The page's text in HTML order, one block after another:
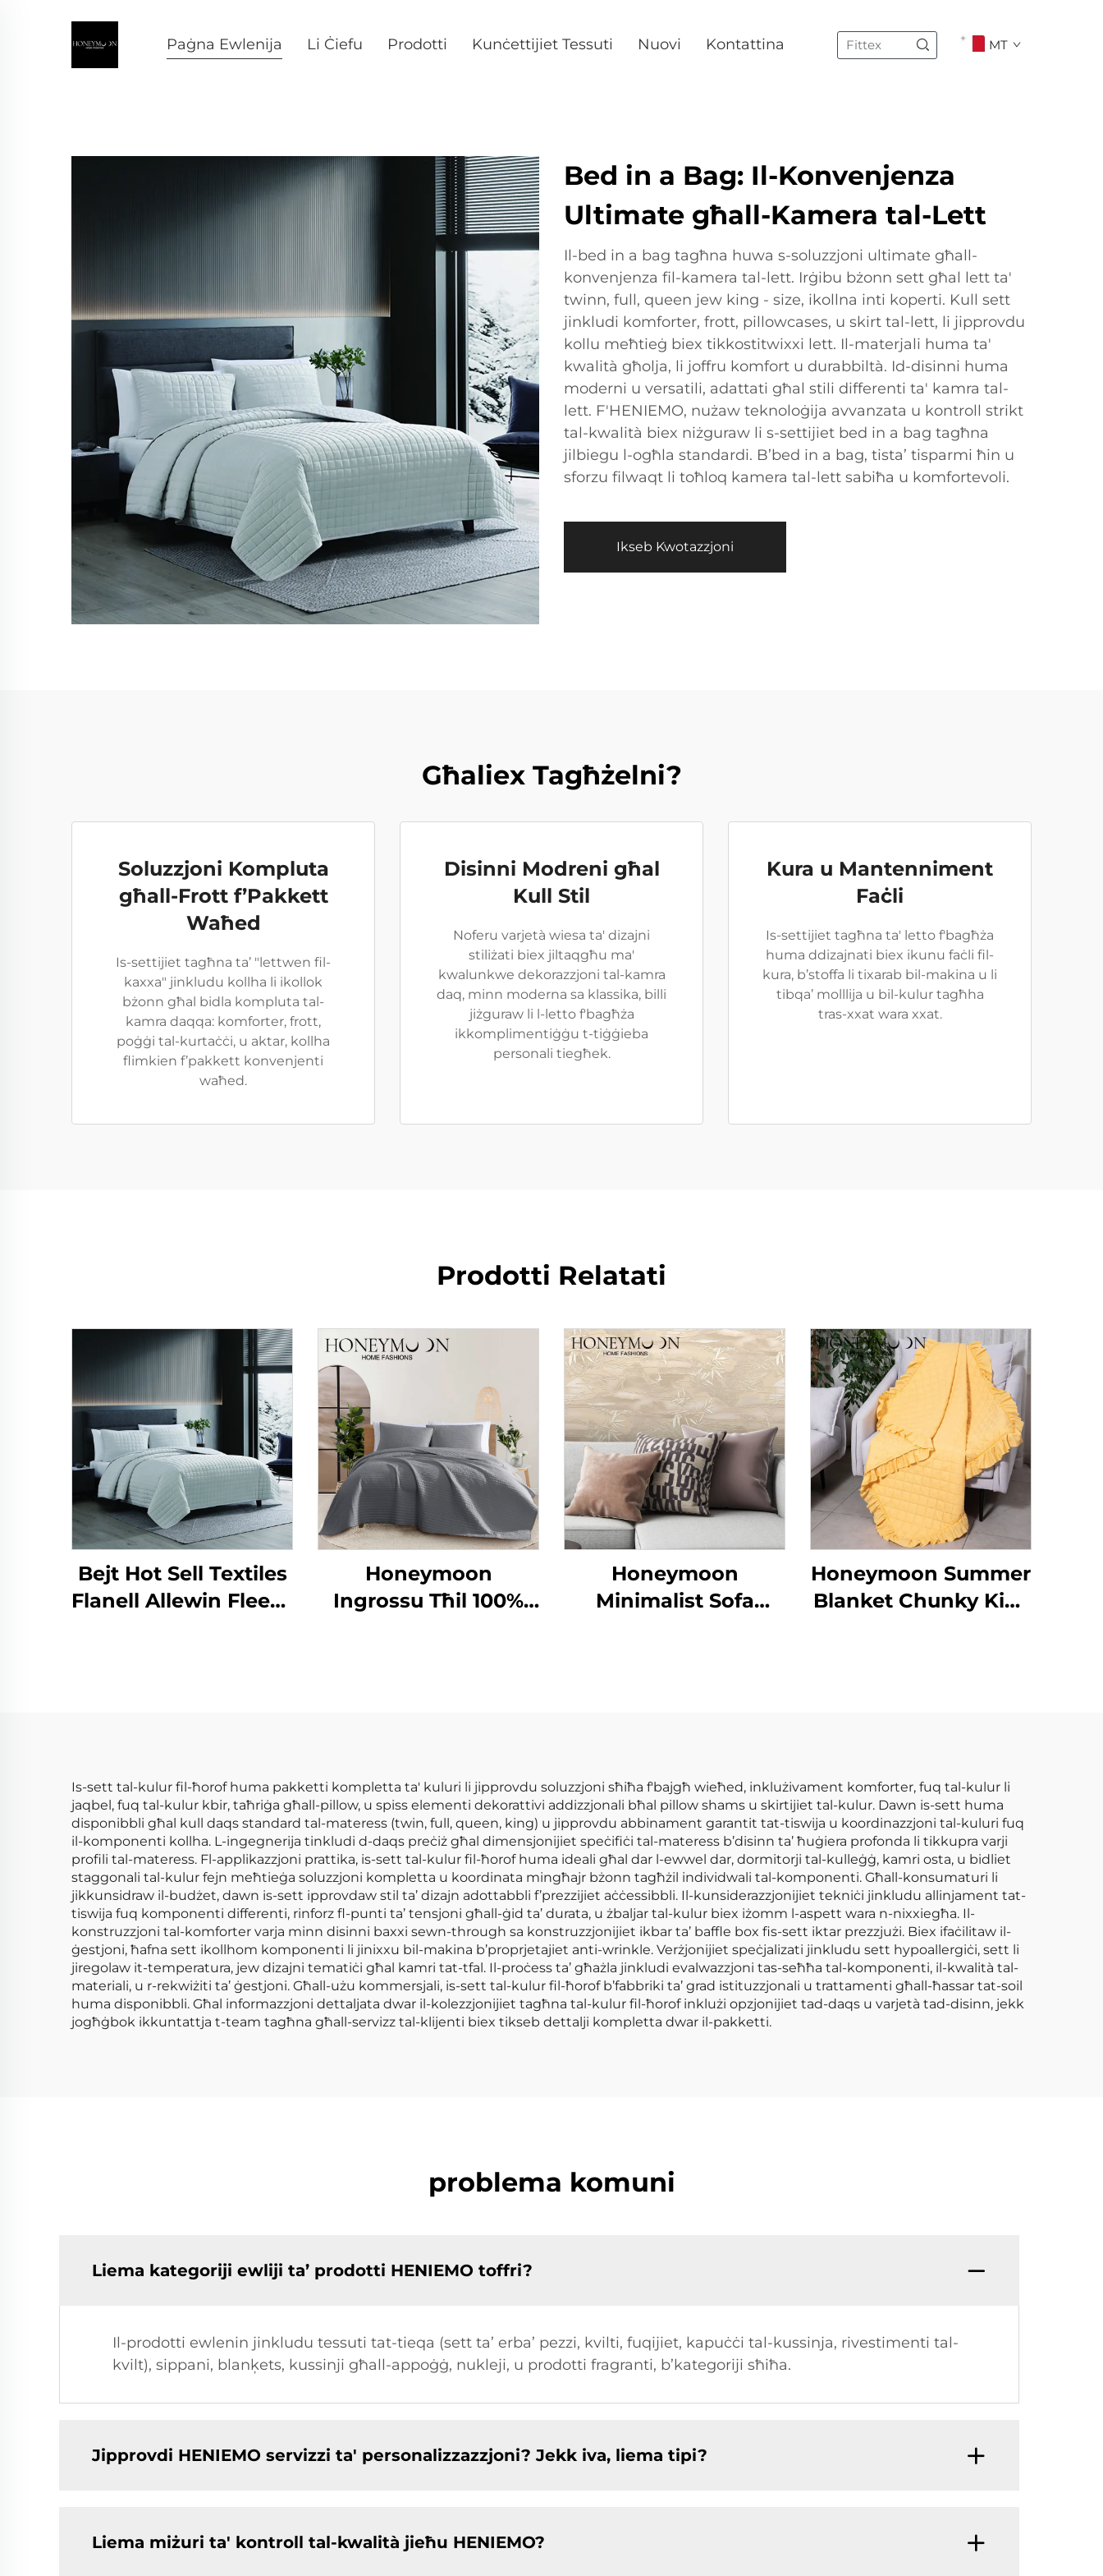
Paġna Ewlenija Li Ċiefu Prodotti Kunċettijiet Tessuti Nuovi Kontattina MT
Bed in a Bag: Il-Konvenjenza
Ultimate għall-Kamera tal-Lett
Il-bed in a bag tagħna huwa s-soluzzjoni ultimate għall-
konvenjenza fil-kamera tal-lett. Irġibu bżonn sett għal lett ta'
twinn, full, queen jew king - size, ikollna inti koperti. Kull sett
jinkludi komforter, frott, pillowcases, u skirt tal-lett, li jipprovdu
kollu meħtieġ biex tikkostitwixxi lett. Il-materjali huma ta'
kwalità għolja, li joffru komfort u durabbiltà. Id-disinni huma
moderni u versatili, adattati għal stili differenti ta' kamra tal-
lett. F'HENIEMO, nużaw teknoloġija avvanzata u kontroll strikt
tal-kwalità biex niżguraw li s-settijiet bed in a bag tagħna
jilbiegu l-ogħla standardi. B’bed in a bag, tista’ tisparmi ħin u
sforzu filwaqt li toħloq kamera tal-lett sabiħa u komfortevoli.
Ikseb Kwotazzjoni
Għaliex Tagħżelni?
Soluzzjoni Kompluta
għall-Frott f’Pakkett
Waħed
Is-settijiet tagħna ta’ "lettwen fil-
kaxxa" jinkludu kollha li ikollok
bżonn għal bidla kompluta tal-
kamra daqqa: komforter, frott,
poġġi tal-kurtaċċi, u aktar, kollha
flimkien f’pakkett konvenjenti
waħed.
Disinni Modreni għal
Kull Stil
Noferu varjetà wiesa ta' dizajni
stiliżati biex jiltaqgħu ma'
kwalunkwe dekorazzjoni tal-kamra
daq, minn moderna sa klassika, billi
jiżguraw li l-letto f'bagħża
ikkomplimentiġġu t-tiġġieba
personali tiegħek.
Kura u Mantenniment
Faċli
Is-settijiet tagħna ta' letto f'bagħża
huma ddizajnati biex ikunu faċli fil-
kura, b’stoffa li tixarab bil-makina u li
tibqa’ molllija u bil-kulur tagħha
tras-xxat wara xxat.
Prodotti Relatati
Bejt Hot Sell Textiles
Flanell Allewin Fleecy
Honeymoon
Ingrossu Tħil 100%
Honeymoon
Minimalist Sofa
Honeymoon Summer
Blanket Chunky Kids
Is-sett tal-kulur fil-ħorof huma pakketti kompletta ta' kuluri li jipprovdu soluzzjoni sħiħa f'bajgħ wieħed, inklużivament komforter, fuq tal-kulur li
jaqbel, fuq tal-kulur kbir, taħriġa għall-pillow, u spiss elementi dekorattivi addizzjonali bħal pillow shams u skirtijiet tal-kulur. Dawn is-sett huma
disponibbli għal kull daqs standard tal-materess (twin, full, queen, king) u jipprovdu abbinament garantit tat-tiswija u koordinazzjoni tal-kuluri fuq
il-komponenti kollha. L-ingegnerija tinkludi d-daqs preċiż għal dimensjonijiet speċifiċi tal-materess b’disinn ta’ ħuġiera profonda li tikkupra varji
profili tal-materess. Fl-applikazzjoni prattika, is-sett tal-kulur fil-ħorof huma ideali għal dar l-ewwel dar, dormitorji tal-kulleġġ, kamri osta, u bidliet
staggonali tal-kulur fejn meħtieġa soluzzjoni kompletta u koordinata mingħajr bżonn tagħżil individwali tal-komponenti. Għall-konsumaturi li
jikkunsidraw il-budżet, dawn is-sett ipprovdaw stil ta’ dizajn adottabbli f’prezzijiet aċċessibbli. Il-kunsiderazzjonijiet tekniċi jinkludu allinjament tat-
tiswija fuq komponenti differenti, rinforz fl-punti ta’ tensjoni għall-ġid ta’ durata, u żbaljar tal-kulur biex iżomm l-aspett wara n-nixxiegħa. Il-
konstruzzjoni tal-komforter varja minn disinni baxxi sewn-through sa konstruzzjonijiet ikbar ta’ baffle box fis-sett iktar prezzjużi. Biex ifaċilitaw il-
ġestjoni, ħafna sett ikollhom komponenti li jinixxu bil-makina b’proprjetajiet anti-wrinkle. Verżjonijiet speċjalizati jinkludu sett hypoallergiċi, sett li
jiregolaw it-temperatura, jew dizajni tematiċi għal kamri tat-tfal. Il-proċess ta’ għażla jinkludi evalwazzjoni tas-seħħa tal-komponenti, il-kwalità tal-
materiali, u r-rekwiżiti ta’ ġestjoni. Għall-użu kommersjali, is-sett tal-kulur fil-ħorof b’fabbriki ta’ grad istituzzjonali u trattamenti għall-ħassar tat-soil
huma disponibbli. Għal informazzjoni dettaljata dwar il-kolezzjonijiet tagħna tal-kulur fil-ħorof inklużi opzjonijiet tad-daqs u varjetà tad-disinn, jekk
jogħġbok ikkuntattja t-team tagħna għall-servizz tal-klijenti biex tikseb dettalji kompletta dwar il-pakketti.
problema komuni
Liema kategoriji ewliji ta’ prodotti HENIEMO toffri?
Il-prodotti ewlenin jinkludu tessuti tat-tieqa (sett ta’ erba’ pezzi, kvilti, fuqijiet, kapuċċi tal-kussinja, rivestimenti tal-
kvilt), sippani, blanķets, kussinji għall-appoġġ, nukleji, u prodotti fragranti, b’kategoriji sħiħa.
Jipprovdi HENIEMO servizzi ta' personalizzazzjoni? Jekk iva, liema tipi?
Liema miżuri ta' kontroll tal-kwalità jieħu HENIEMO?